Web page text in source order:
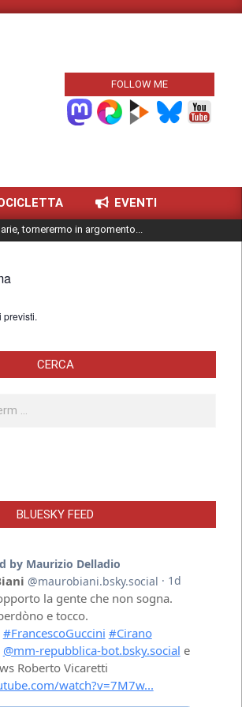
FOLLOW ME
EVENTI
tornerermo in argomento...
previsti.
CERCA
BLUESKY FEED